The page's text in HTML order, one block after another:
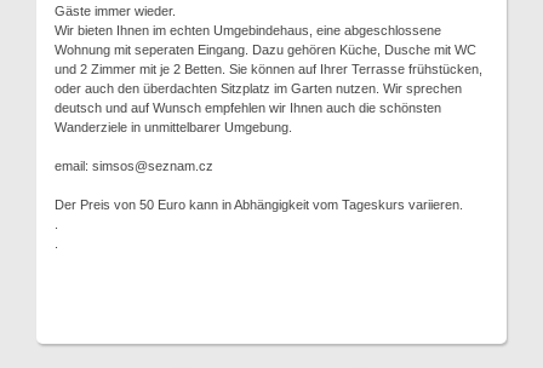
Gäste immer wieder.
Wir bieten Ihnen im echten Umgebindehaus, eine abgeschlossene
Wohnung mit seperaten Eingang. Dazu gehören Küche, Dusche mit WC
und 2 Zimmer mit je 2 Betten. Sie können auf Ihrer Terrasse frühstücken,
oder auch den überdachten Sitzplatz im Garten nutzen. Wir sprechen
deutsch und auf Wunsch empfehlen wir Ihnen auch die schönsten
Wanderziele in unmittelbarer Umgebung.
email: simsos@seznam.cz
Der Preis von 50 Euro kann in Abhängigkeit vom Tageskurs variieren.